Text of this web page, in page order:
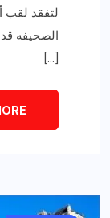
لتفقد لقب
الصحيفه
[…]